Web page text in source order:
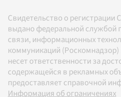
Свидетельство о
выдано федеральной службой
связи, информационных
коммуникаций (Роскомнадзор)
несет ответственности за
содержащейся в рекламных
предоставляет справочной
Информация об ограничениях